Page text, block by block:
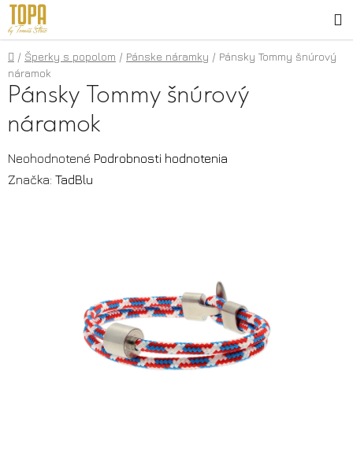
Prejsť
na
obsah
Domov
/ Šperky s popolom / Pánske náramky / Pánsky Tommy šnúrový
náramok
Pánsky Tommy šnúrový
náramok
Priemerné
hodnotenie
Neohodnotené Podrobnosti hodnotenia
Značka: TadBlu